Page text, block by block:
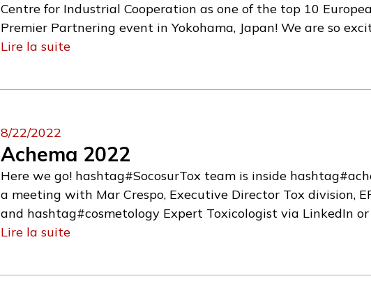
Centre for Industrial Cooperation as one of the top 10
Premier Partnering event in Yokohama, Japan! We are so
further expanding our toxicological expertise within Asia.
Lire la suite
8/22/2022
Achema 2022
Here we go! hashtag#SocosurTox team is inside
a meeting with Mar Crespo, Executive Director Tox division,
and hashtag#cosmetology Expert Toxicologist via LinkedIn
taking in charge the engineering part of our occupational
Lire la suite